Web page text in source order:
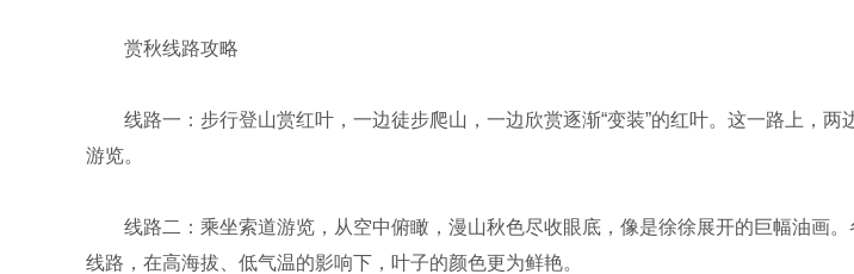
赏秋线路攻略
线路一：步行登山赏红叶，一边徒步爬山，一边欣赏逐渐“变装”的红叶。这一路上，
游览。
线路二：乘坐索道游览，从空中俯瞰，漫山秋色尽收眼底，像是徐徐展开的巨幅油画
线路，在高海拔、低气温的影响下，叶子的颜色更为鲜艳。